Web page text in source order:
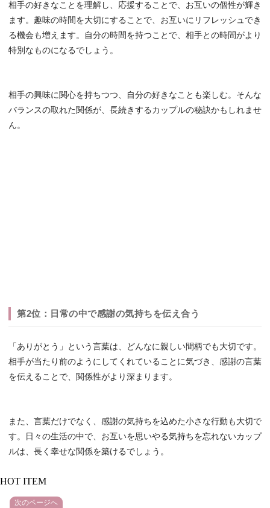
相手の好きなことを理解し、応援することで、お互いの個性が輝き
ます。趣味の時間を大切にすることで、お互いにリフレッシュでき
る機会も増えます。自分の時間を持つことで、相手との時間がより
特別なものになるでしょう。
相手の興味に関心を持ちつつ、自分の好きなことも楽しむ。そんな
バランスの取れた関係が、長続きするカップルの秘訣かもしれませ
ん。
第2位：日常の中で感謝の気持ちを伝え合う
「ありがとう」という言葉は、どんなに親しい間柄でも大切です。
相手が当たり前のようにしてくれていることに気づき、感謝の言葉
を伝えることで、関係性がより深まります。
また、言葉だけでなく、感謝の気持ちを込めた小さな行動も大切で
す。日々の生活の中で、お互いを思いやる気持ちを忘れないカップ
ルは、長く幸せな関係を築けるでしょう。
HOT ITEM
次のページへ